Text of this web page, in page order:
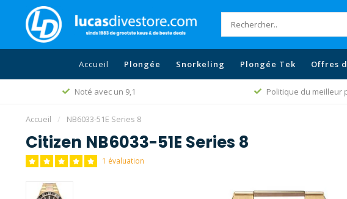
Accueil Plongée Snorkeling Plongée Tek Offres
Noté avec un 9,1 Politique du meilleur
Accueil / NB6033-51E Series 8
Citizen NB6033-51E Series 8
1 évaluation